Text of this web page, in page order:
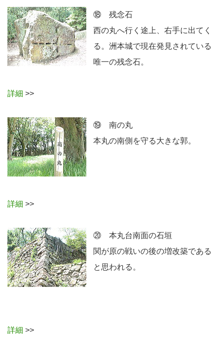
⑱ 残念石
西の丸へ行く途上、右手に出てく
る。洲本城で現在発見されている
唯一の残念石。
詳細 >>
⑲ 南の丸
本丸の南側を守る大きな郭。
詳細 >>
⑳ 本丸台南面の石垣
関が原の戦いの後の増改築である
と思われる。
詳細 >>